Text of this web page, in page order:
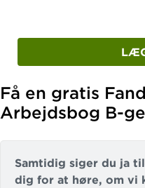
Få en gratis
Arbejdsbog B-
Samtidig siger du ja
dig for at høre, om vi